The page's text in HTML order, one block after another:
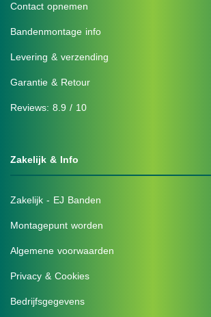
Contact opnemen
Bandenmontage info
Levering & verzending
Garantie & Retour
Reviews: 8.9 / 10
Zakelijk & Info
Zakelijk - EJ Banden
Montagepunt worden
Algemene voorwaarden
Privacy & Cookies
Bedrijfsgegevens